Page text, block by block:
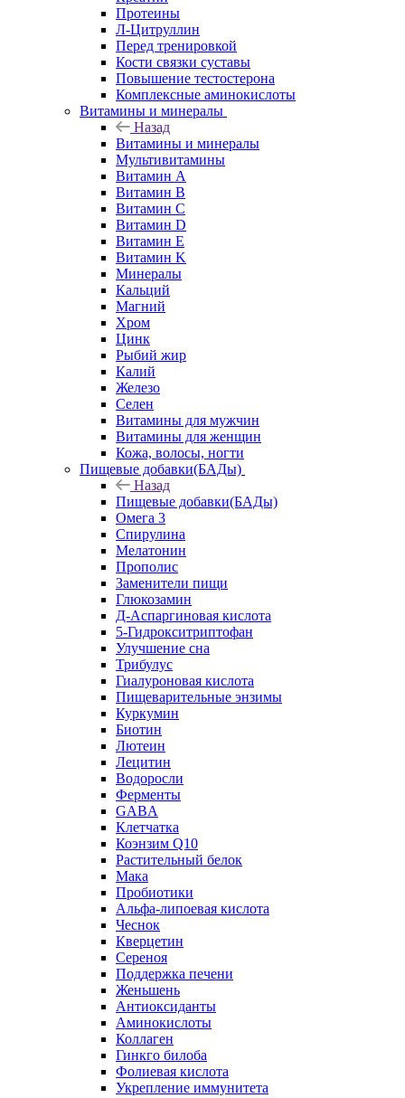
Протеины
Л-Цитруллин
Перед тренировкой
Кости связки суставы
Повышение тестостерона
Комплексные аминокислоты
Витамины и минералы
Назад
Витамины и минералы
Мультивитамины
Витамин A
Витамин B
Витамин C
Витамин D
Витамин E
Витамин K
Минералы
Кальций
Магний
Хром
Цинк
Рыбий жир
Калий
Железо
Селен
Витамины для мужчин
Витамины для женщин
Кожа, волосы, ногти
Пищевые добавки(БАДы)
Назад
Пищевые добавки(БАДы)
Омега 3
Спирулина
Мелатонин
Прополис
Заменители пищи
Глюкозамин
Д-Аспаргиновая кислота
5-Гидрокситриптофан
Улучшение сна
Трибулус
Гиалуроновая кислота
Пищеварительные энзимы
Куркумин
Биотин
Лютеин
Лецитин
Водоросли
Ферменты
GABA
Клетчатка
Коэнзим Q10
Растительный белок
Мака
Пробиотики
Альфа-липоевая кислота
Чеснок
Кверцетин
Сереноя
Поддержка печени
Женьшень
Антиоксиданты
Аминокислоты
Коллаген
Гинкго билоба
Фолиевая кислота
Укрепление иммунитета